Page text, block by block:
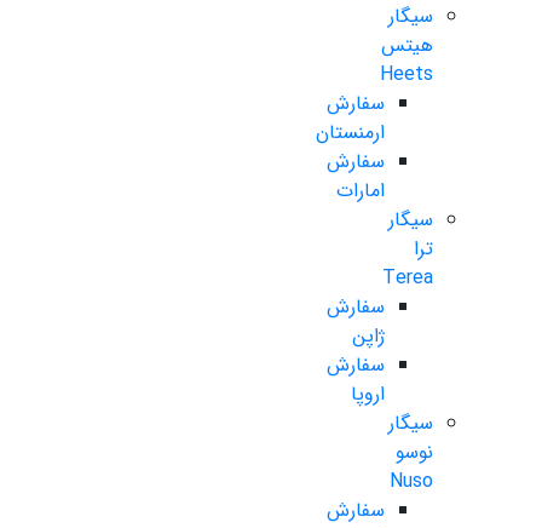
سیگار
هیتس
Heets
سفارش
ارمنستان
سفارش
امارات
سیگار
ترا
Terea
سفارش
ژاپن
سفارش
اروپا
سیگار
نوسو
Nuso
سفارش